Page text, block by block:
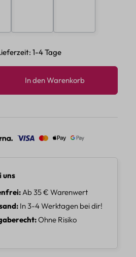
1-4 Tage
Gib den gewünschten
In den Warenkorb
uns
Ab 35 € Warenwert
In 3-4 Werktagen bei dir!
Ohne Risiko